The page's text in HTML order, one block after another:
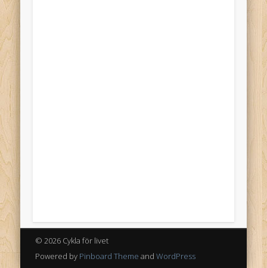
© 2026 Cykla för livet
Powered by Pinboard Theme and WordPress